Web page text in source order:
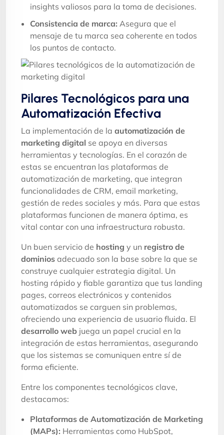
insights valiosos para la toma de decisiones.
Consistencia de marca: Asegura que el
mensaje de tu marca sea coherente en todos
los puntos de contacto.
Pilares Tecnológicos para una
Automatización Efectiva
La implementación de la automatización de
marketing digital se apoya en diversas
herramientas y tecnologías. En el corazón de
estas se encuentran las plataformas de
automatización de marketing, que integran
funcionalidades de CRM, email marketing,
gestión de redes sociales y más. Para que estas
plataformas funcionen de manera óptima, es
vital contar con una infraestructura robusta.
Un buen servicio de hosting y un registro de
dominios adecuado son la base sobre la que se
construye cualquier estrategia digital. Un
hosting rápido y fiable garantiza que tus landing
pages, correos electrónicos y contenidos
automatizados se carguen sin problemas,
ofreciendo una experiencia de usuario fluida. El
desarrollo web juega un papel crucial en la
integración de estas herramientas, asegurando
que los sistemas se comuniquen entre sí de
forma eficiente.
Entre los componentes tecnológicos clave,
destacamos:
Plataformas de Automatización de Marketing
(MAPs): Herramientas como HubSpot,